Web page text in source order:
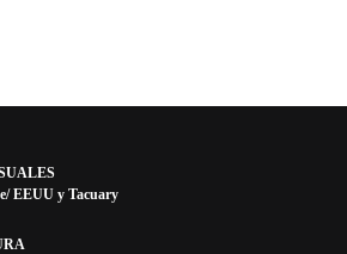
EEUU y Tacuary